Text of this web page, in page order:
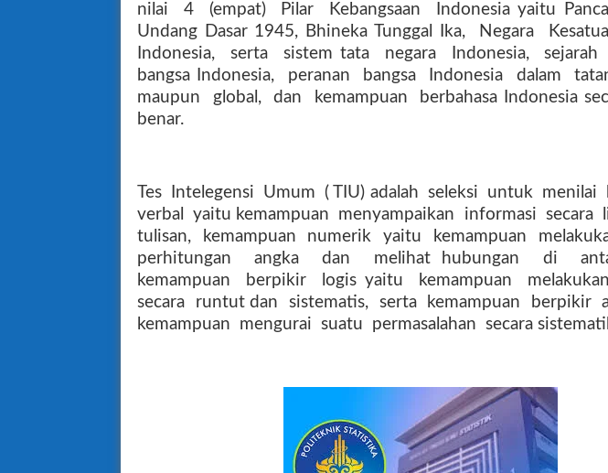
nilai
4 (empat) Pilar Kebangsaan
Indonesia yaitu
Undang Dasar 1945, Bhineka Tunggal Ika,
Negara
Indonesia,
serta sistem tata negara Indonesia, sejarah
bangsa Indonesia,
peranan bangsa Indonesia dalam
maupun
global, dan kemampuan
berbahasa Indonesia
benar.
Tes Intelegensi Umum ( TIU) adalah seleksi untuk menilai
verbal
yaitu kemampuan menyampaikan informasi secara
tulisan, kemampuan numerik yaitu kemampuan
perhitungan
angka dan melihat hubungan di
kemampuan
berpikir logis yaitu kemampuan melakukan
secara
runtut dan sistematis, serta kemampuan berpikir
kemampuan
mengurai suatu permasalahan secara